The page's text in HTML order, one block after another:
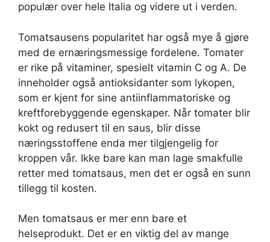
populær over hele Italia og videre ut i verden.
Tomatsausens popularitet har også mye å gjøre
med de ernæringsmessige fordelene. Tomater
er rike på vitaminer, spesielt vitamin C og A. De
inneholder også antioksidanter som lykopen,
som er kjent for sine antiinflammatoriske og
kreftforebyggende egenskaper. Når tomater blir
kokt og redusert til en saus, blir disse
næringsstoffene enda mer tilgjengelig for
kroppen vår. Ikke bare kan man lage smakfulle
retter med tomatsaus, men det er også en sunn
tillegg til kosten.
Men tomatsaus er mer enn bare et
helseprodukt. Det er en viktig del av mange